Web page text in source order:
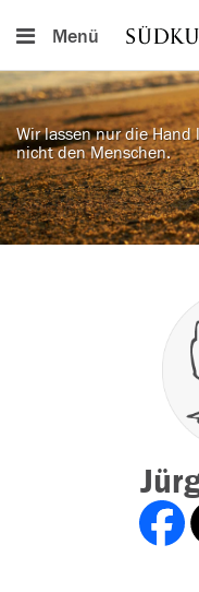
Menü
Wir lassen nur die Hand
nicht den Menschen.